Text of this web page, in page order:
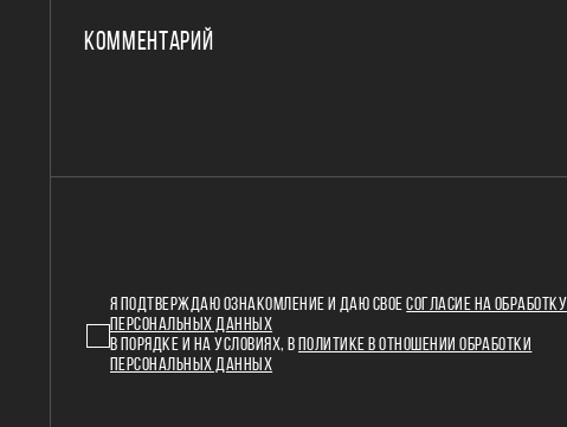
КОММЕНТАРИЙ
Я ПОДТВЕРЖДАЮ ОЗНАКОМЛЕНИЕ И ДАЮ СВОЕСОГЛАСИЕ НА ОБРАБОТКУ
ПЕРСОНАЛЬНЫХ ДАННЫХ
В ПОРЯДКЕ И НА УСЛОВИЯХ, В
ПОЛИТИКЕ В ОТНОШЕНИИ ОБРАБОТКИ
ПЕРСОНАЛЬНЫХ ДАННЫХ